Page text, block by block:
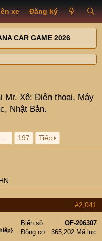
xe Đăng ký
CAR GAME 2026
Mr. Xê: Điện thoại, Máy
Nhật Bản.
197 Tiếp
#2,041
Biển số
OF-206307
Động cơ
365,202 Mã lực